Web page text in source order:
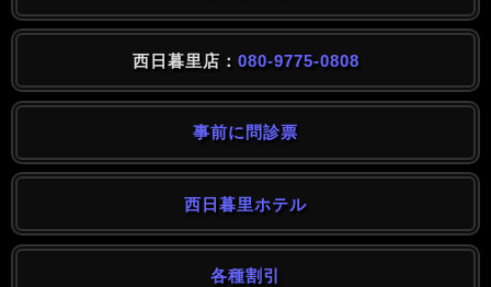
西日暮里店： 080-9775-0808
事前に問診票
西日暮里ホテル
各種割引